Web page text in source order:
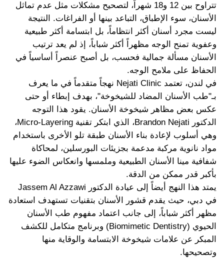
تتراوح بين 12 و18 شهراً، لتصحيح مشكلات مثل عدم تماثل
الأسنان، سوء الإطباق، التباعد بينها أو الفراغات. النتيجة
ليست مجرد أسنان أكثر انتظاماً، بل ابتسامة أكثر طبيعية
وعفوية تمنح الوجه مظهراً أكثر شباباً، إذ لم يعد ترتيب
الأسنان مسألة جمالية فحسب، بل أصبح عنصراً أساسياً في
الحفاظ على ملامح الوجه.
في لندن، تعتمد Nejati Clinic نهجاً متقدماً في ما يعرف
بـ"طب الأسنان المضاد للشيخوخة"، بهدف إبطاء أو حتى
عكس بعض مظاهر شيخوخة الأسنان. يقود هذا التوجه
الدكتور Brandon Nejati، الذي ابتكر تقنية Micro-Layering،
وهي أسلوب لإعادة بناء الأسنان طبقة تلو الأخرى باستخدام
مواد نانوية مركبة مدعمة بجزيئات البورسلين، لمحاكاة
شفافية مينا الأسنان الطبيعية وملمسها وانعكاس الضوء عليها
بأكبر قدر ممكن من الدقة.
يمتد هذا النهج أيضاً إلى عيادة الدكتور Jassem Al Azzawi
في دبي، حيث يقدم قشور الأسنان بتقنيات تستهدف استعادة
مظهر أكثر شباباً، إلى جانب اعتماد مفهوم طب الأسنان
الحيوي (Biomimetic Dentistry) وبرنامج متكامل للكشف
المبكر عن علامات شيخوخة الابتسامة والوقاية منها
وتصحيحها.